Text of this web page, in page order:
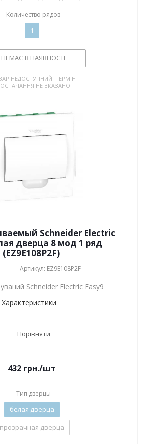
Количество рядов
1
НЕМАЄ В НАЯВНОСТІ
НЕДОСТУПНИЙ. ТЕРМІН
НЕ ВКАЗАНО
Schneider Electric
дверца 8 мод 1 ряд
(EZ9E108P2F)
Артикул: EZ9E108P2F
Schneider Electric Easy9
Характеристики
Порівняти
432грн./шт
Тип дверцы
белая дверца
прозрачная дверца